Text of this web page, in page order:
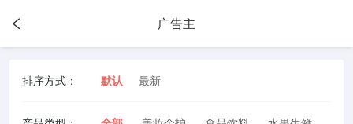
广告主
排序方式： 默认 最新